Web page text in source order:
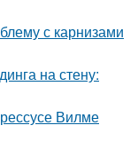
с карнизами
на стену:
Вилме